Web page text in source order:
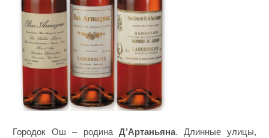
Городок Ош – родина Д’Артаньяна. Длинные улицы,